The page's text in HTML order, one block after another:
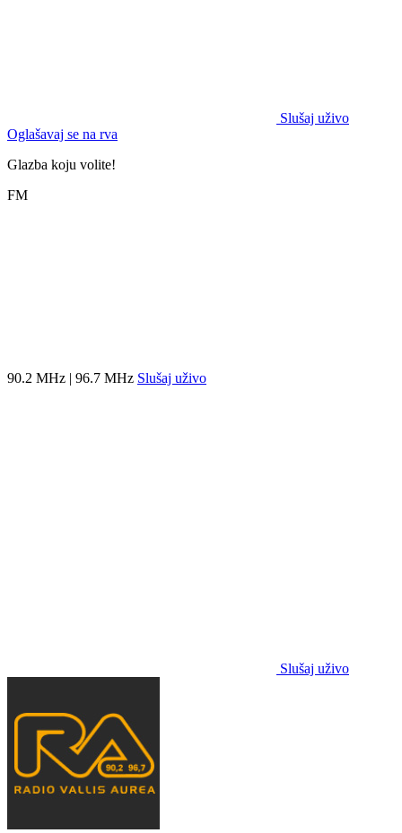
Slušaj uživo
Oglašavaj se na rva
Glazba koju volite!
FM
90.2 MHz | 96.7 MHz Slušaj uživo
Slušaj uživo